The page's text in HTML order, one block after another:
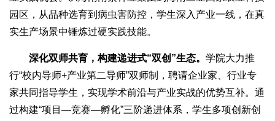
园区，从品种选育到病虫害防控，学生深入产业一线，在真
实生产场景中锤炼过硬实践技能。
深化双师共育，构建递进式“双创”生态。 学院大力推
行“校内导师+产业第二导师”双师制，聘请企业家、行业专
家共同指导学生，实现学术前沿与产业实战的优势互补。通
过构建“项目—竞赛—孵化”三阶递进体系，学生多项创新创